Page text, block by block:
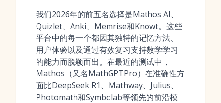
我们2026年的前五名选择是Mathos AI、
Quizlet、Anki、Memrise和Knowt。这些
平台中的每一个都因其独特的记忆方法、
用户体验以及通过有效复习支持数学学习
的能力而脱颖而出。在最近的测试中，
Mathos（又名MathGPTPro）在准确性方
面比DeepSeek R1、Mathway、Julius、
Photomath和Symbolab等领先的前沿模